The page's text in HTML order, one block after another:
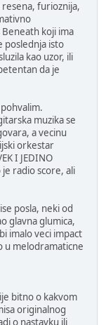
furioznija,
koji ima
poslednja isto
kao uzor, ili
da je
muzika se
a vecinu
orkestar
I JEDINO
je radio score, ali
posla, neki od
glavna glumica,
imalo veci impact
u melodramaticne
bitno o kakvom
originalnog
o nastavku ili